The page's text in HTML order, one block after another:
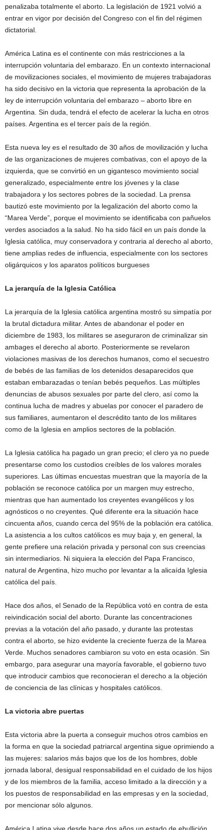
penalizaba totalmente el aborto. La legislación de 1921 volvió a
entrar en vigor por decisión del Congreso con el fin del régimen
dictatorial.
América Latina es el continente con más restricciones a la
interrupción voluntaria del embarazo. En un contexto internacional
de movilizaciones sociales, el movimiento de mujeres trabajadoras
ha sido decisivo en la victoria que representa la aprobación de la
ley de interrupción voluntaria del embarazo – aborto libre en
Argentina. Sin duda, tendrá el efecto de acelerar la lucha en otros
países. Argentina es el tercer país de la región.
Esta nueva ley es el resultado de 30 años de movilización y lucha
de las organizaciones de mujeres combativas, con el apoyo de la
izquierda, que se convirtió en un gigantesco movimiento social
generalizado, especialmente entre los jóvenes y la clase
trabajadora y los sectores pobres de la sociedad. La prensa
bautizó este movimiento por la legalización del aborto como la
“Marea Verde”, porque el movimiento se identificaba con pañuelos
verdes asociados a la salud. No ha sido fácil en un país donde la
Iglesia católica, muy conservadora y contraria al derecho al aborto,
tiene amplias redes de influencia, especialmente con los sectores
oligárquicos y los aparatos políticos burgueses
La jerarquía de la Iglesia Católica
La jerarquía de la Iglesia católica argentina mostró su simpatía por
la brutal dictadura militar. Antes de abandonar el poder en
diciembre de 1983, los militares se aseguraron de criminalizar sin
ambages el derecho al aborto. Posteriormente se revelaron
violaciones masivas de los derechos humanos, como el secuestro
de bebés de las familias de los detenidos desaparecidos que
estaban embarazadas o tenían bebés pequeños. Las múltiples
denuncias de abusos sexuales por parte del clero, así como la
continua lucha de madres y abuelas por conocer el paradero de
sus familiares, aumentaron el descrédito tanto de los militares
como de la Iglesia en amplios sectores de la población.
La Iglesia católica ha pagado un gran precio; el clero ya no puede
presentarse como los custodios creíbles de los valores morales
superiores. Las últimas encuestas muestran que la mayoría de la
población se reconoce católica por un margen muy estrecho,
mientras que han aumentado los creyentes evangélicos y los
agnósticos o no creyentes. Qué diferente era la situación hace
cincuenta años, cuando cerca del 95% de la población era católica.
La asistencia a los cultos católicos es muy baja y, en general, la
gente prefiere una relación privada y personal con sus creencias
sin intermediarios. Ni siquiera la elección del Papa Francisco,
natural de Argentina, hizo mucho por levantar a la alicaída Iglesia
católica del país.
Hace dos años, el Senado de la República votó en contra de esta
reivindicación social del aborto. Durante las concentraciones
previas a la votación del año pasado, y durante las protestas
contra el aborto, se hizo evidente la creciente fuerza de la Marea
Verde. Muchos senadores cambiaron su voto en esta ocasión. Sin
embargo, para asegurar una mayoría favorable, el gobierno tuvo
que introducir cambios que reconocieran el derecho a la objeción
de conciencia de las clínicas y hospitales católicos.
La victoria abre puertas
Esta victoria abre la puerta a conseguir muchos otros cambios en
la forma en que la sociedad patriarcal argentina sigue oprimiendo a
las mujeres: salarios más bajos que los de los hombres, doble
jornada laboral, desigual responsabilidad en el cuidado de los hijos
y de los miembros de la familia, acceso limitado a la dirección y a
los puestos de responsabilidad en las empresas y en la sociedad,
por mencionar sólo algunos.